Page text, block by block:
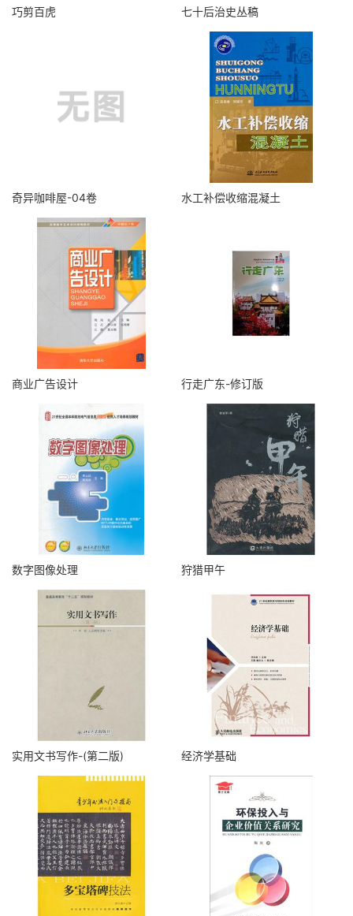
巧剪百虎 七十后治史丛稿
奇异咖啡屋-04卷 水工补偿收缩混凝土
商业广告设计 行走广东-修订版
数字图像处理 狩猎甲午
实用文书写作-(第二版) 经济学基础